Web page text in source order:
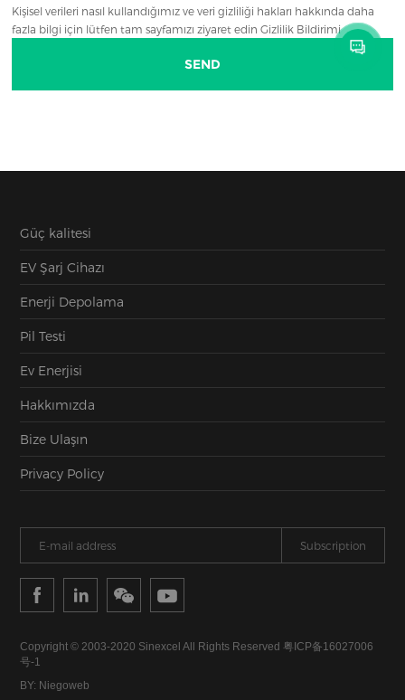
Kişisel verileri nasıl kullandığımız ve veri gizliliği hakları hakkında daha
fazla bilgi için lütfen tam sayfamızı ziyaret edin Gizlilik Bildirimi
Güç kalitesi
EV Şarj Cihazı
Enerji Depolama
Pil Testi
Ev Enerjisi
Hakkımızda
Bize Ulaşın
Privacy Policy
Copyright © 2003-2020 Sinexcel All Rights Reserved粤ICP备16027006
号-1
BY: Niegoweb